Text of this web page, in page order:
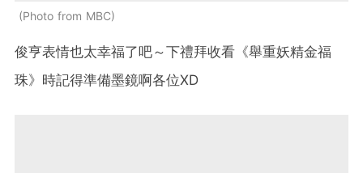
Photo from MBC
俊亨表情也太幸福了吧～下禮拜收看《舉重妖精金福
珠》時記得準備墨鏡啊各位XD